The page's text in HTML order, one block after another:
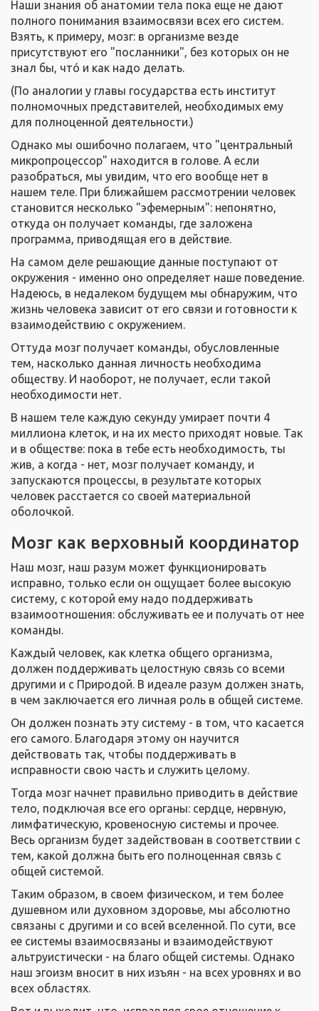
Наши знания об анатомии тела пока еще не дают
полного понимания взаимосвязи всех его систем.
Взять, к примеру, мозг: в организме везде
присутствуют его "посланники", без которых он не
знал бы, чтó и как надо делать.
(По аналогии у главы государства есть институт
полномочных представителей, необходимых ему
для полноценной деятельности.)
Однако мы ошибочно полагаем, что "центральный
микропроцессор" находится в голове. А если
разобраться, мы увидим, что его вообще нет в
нашем теле. При ближайшем рассмотрении человек
становится несколько "эфемерным": непонятно,
откуда он получает команды, где заложена
программа, приводящая его в действие.
На самом деле решающие данные поступают от
окружения - именно оно определяет наше поведение.
Надеюсь, в недалеком будущем мы обнаружим, что
жизнь человека зависит от его связи и готовности к
взаимодействию с окружением.
Оттуда мозг получает команды, обусловленные
тем, насколько данная личность необходима
обществу. И наоборот, не получает, если такой
необходимости нет.
В нашем теле каждую секунду умирает почти 4
миллиона клеток, и на их место приходят новые. Так
и в обществе: пока в тебе есть необходимость, ты
жив, а когда - нет, мозг получает команду, и
запускаются процессы, в результате которых
человек расстается со своей материальной
оболочкой.
Мозг как верховный координатор
Наш мозг, наш разум может функционировать
исправно, только если он ощущает более высокую
систему, с которой ему надо поддерживать
взаимоотношения: обслуживать ее и получать от нее
команды.
Каждый человек, как клетка общего организма,
должен поддерживать целостную связь со всеми
другими и с Природой. В идеале разум должен знать,
в чем заключается его личная роль в общей системе.
Он должен познать эту систему - в том, что касается
его самого. Благодаря этому он научится
действовать так, чтобы поддерживать в
исправности свою часть и служить целому.
Тогда мозг начнет правильно приводить в действие
тело, подключая все его органы: сердце, нервную,
лимфатическую, кровеносную системы и прочее.
Весь организм будет задействован в соответствии с
тем, какой должна быть его полноценная связь с
общей системой.
Таким образом, в своем физическом, и тем более
душевном или духовном здоровье, мы абсолютно
связаны с другими и со всей вселенной. По сути, все
ее системы взаимосвязаны и взаимодействуют
альтруистически - на благо общей системы. Однако
наш эгоизм вносит в них изъян - на всех уровнях и во
всех областях.